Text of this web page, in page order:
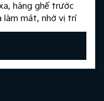
hàng ghế trước
làm mát, nhớ vị trí
hình giải trí AVN
ESC, 6 túi khí, ga tự